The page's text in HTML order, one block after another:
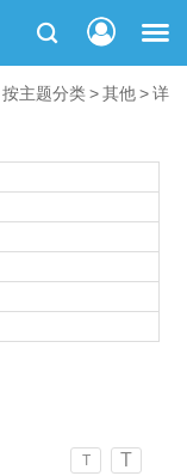
按主题分类>其他>详
T T